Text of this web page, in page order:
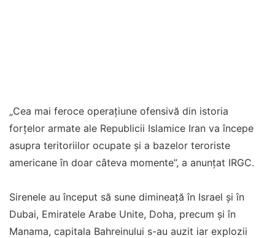
„Cea mai feroce operațiune ofensivă din istoria
forțelor armate ale Republicii Islamice Iran va începe
asupra teritoriilor ocupate și a bazelor teroriste
americane în doar câteva momente”, a anunțat IRGC.
Sirenele au început să sune dimineață în Israel și în
Dubai, Emiratele Arabe Unite, Doha, precum și în
Manama, capitala Bahreinului s-au auzit iar explozii